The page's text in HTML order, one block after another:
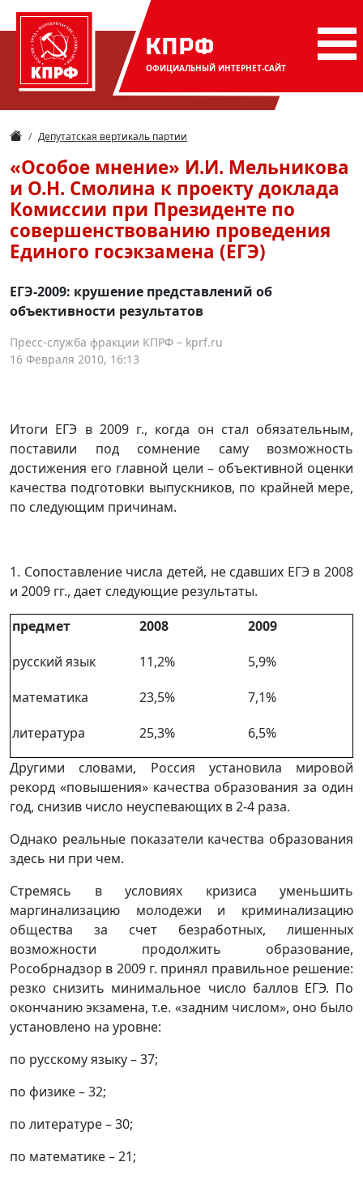
КПРФ
ОФИЦИАЛЬНЫЙ ИНТЕРНЕТ-САЙТ
Депутатская вертикаль партии
«Особое мнение» И.И. Мельникова
и О.Н. Смолина к проекту доклада
Комиссии при Президенте по
совершенствованию проведения
Единого госэкзамена (ЕГЭ)
ЕГЭ-2009: крушение представлений об
объективности результатов
Пресс-служба фракции КПРФ – kprf.ru
16 Февраля 2010, 16:13
Итоги ЕГЭ в 2009 г., когда он стал обязательным,
поставили под сомнение саму возможность
достижения его главной цели – объективной оценки
качества подготовки выпускников, по крайней мере,
по следующим причинам.
1. Сопоставление числа детей, не сдавших ЕГЭ в 2008
и 2009 гг., дает следующие результаты.
предмет
2008
2009
русский язык
11,2%
5,9%
математика
23,5%
7,1%
литература
25,3%
6,5%
Другими словами, Россия установила мировой
рекорд «повышения» качества образования за один
год, снизив число неуспевающих в 2-4 раза.
Однако реальные показатели качества образования
здесь ни при чем.
Стремясь в условиях кризиса уменьшить
маргинализацию молодежи и криминализацию
общества за счет безработных, лишенных
возможности продолжить образование,
Рособрнадзор в 2009 г. принял правильное решение:
резко снизить минимальное число баллов ЕГЭ. По
окончанию экзамена, т.е. «задним числом», оно было
установлено на уровне:
по русскому языку – 37;
по физике – 32;
по литературе – 30;
по математике – 21;